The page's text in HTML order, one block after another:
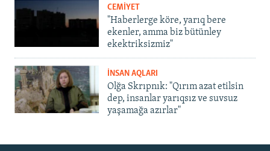
CEMİYET
"Haberlerge köre, yarıq bere
ekenler, amma biz bütünley
ekektriksizmiz"
İNSAN AQLARI
Olğa Skrıpnık: "Qırım azat etilsin
dep, insanlar yarıqsız ve suvsuz
yaşamağa azırlar"